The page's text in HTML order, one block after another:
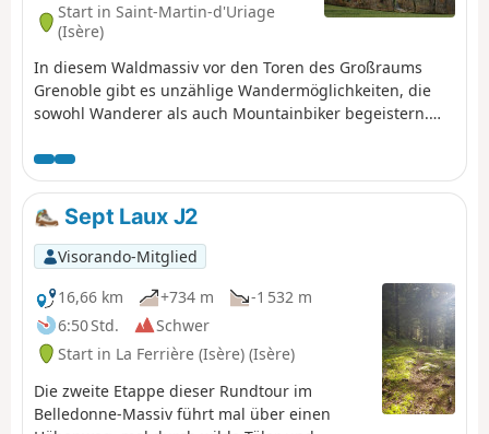
Start in Saint-Martin-d'Uriage
(Isère)
In diesem Waldmassiv vor den Toren des Großraums
Grenoble gibt es unzählige Wandermöglichkeiten, die
sowohl Wanderer als auch Mountainbiker begeistern.
d'Uriage mit Eybens verbindet, besteht darin, dass sie
abwechslungsreiche Ausblicke bietet, zunächst auf das
Belledonne-Massiv und dann auf die „Hauptstadt der
Alpen“, die vom Vercors und der Chartreuse überragt
wird.
Sept Laux J2
Visorando-Mitglied
16,66 km
+734 m
-1 532 m
6:50 Std.
Schwer
Start in La Ferrière (Isère) (Isère)
Die zweite Etappe dieser Rundtour im
Belledonne-Massiv führt mal über einen